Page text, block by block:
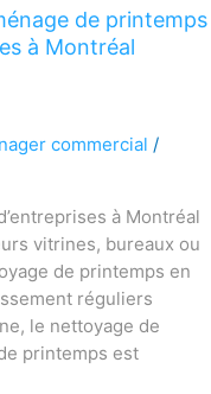
de printemps
à Montréal
commercial /
à Montréal
vitrines, bureaux ou
de printemps en
réguliers
le nettoyage de
printemps est